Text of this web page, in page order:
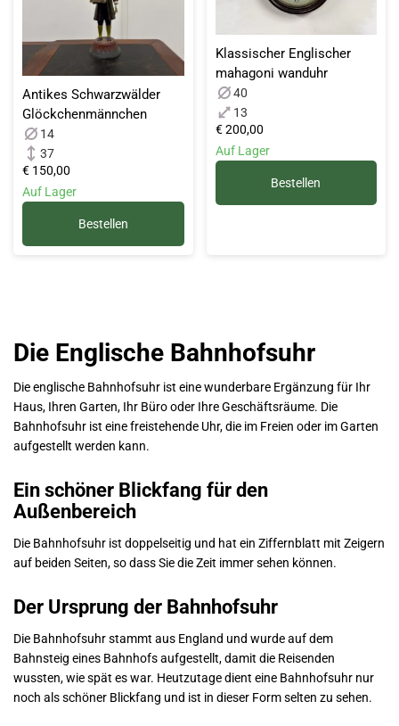
Antikes Schwarzwälder
Glöckchenmännchen
14
37
€ 150,00
Auf Lager
Bestellen
Klassischer Englischer
mahagoni wanduhr
40
13
€ 200,00
Auf Lager
Bestellen
Die Englische Bahnhofsuhr
Die englische Bahnhofsuhr ist eine wunderbare Ergänzung für Ihr
Haus, Ihren Garten, Ihr Büro oder Ihre Geschäftsräume. Die
Bahnhofsuhr ist eine freistehende Uhr, die im Freien oder im Garten
aufgestellt werden kann.
Ein schöner Blickfang für den
Außenbereich
Die Bahnhofsuhr ist doppelseitig und hat ein Ziffernblatt mit Zeigern
auf beiden Seiten, so dass Sie die Zeit immer sehen können.
Der Ursprung der Bahnhofsuhr
Die Bahnhofsuhr stammt aus England und wurde auf dem
Bahnsteig eines Bahnhofs aufgestellt, damit die Reisenden
wussten, wie spät es war. Heutzutage dient eine Bahnhofsuhr nur
noch als schöner Blickfang und ist in dieser Form selten zu sehen.